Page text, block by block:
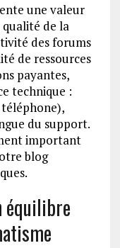
une valeur
de la
des forums
de ressources
payantes,
technique :
du support.
important
blog
équilibre